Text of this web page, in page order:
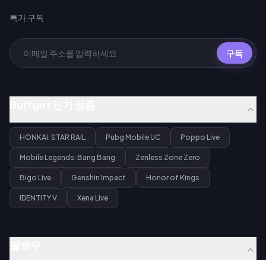
특가 구독
구독
HONKAI: STAR RAIL Pubg Mobile UC Poppo Live
Mobile Legends: Bang Bang Zenless Zone Zero
Bigo Live Genshin Impact Honor of Kings
IDENTITY V Xena Live